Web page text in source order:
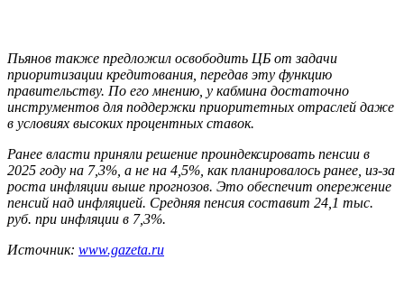
Пьянов также предложил освободить ЦБ от задачи
приоритизации кредитования, передав эту функцию
правительству. По его мнению, у кабмина достаточно
инструментов для поддержки приоритетных отраслей даже
в условиях высоких процентных ставок.
Ранее власти приняли решение проиндексировать пенсии в
2025 году на 7,3%, а не на 4,5%, как планировалось ранее, из-за
роста инфляции выше прогнозов. Это обеспечит опережение
пенсий над инфляцией. Средняя пенсия составит 24,1 тыс.
руб. при инфляции в 7,3%.
Источник: www.gazeta.ru